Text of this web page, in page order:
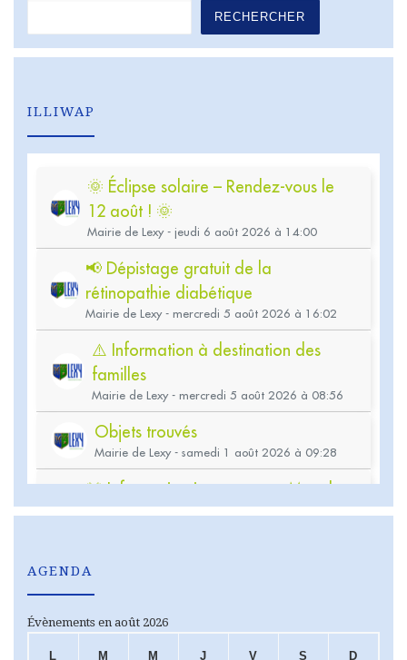
RECHERCHER
ILLIWAP
AGENDA
Évènements en août 2026
L LUNDIM MARDI
M MERCREDI
J JEUDIV VENDREDI
S SAMEDI
D